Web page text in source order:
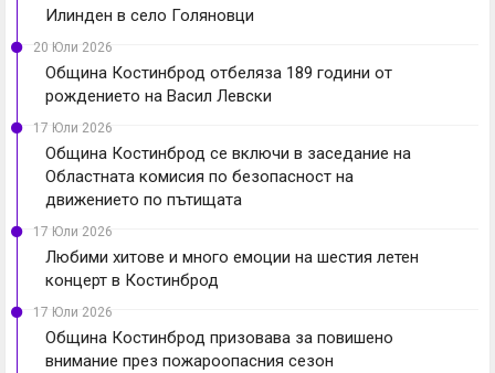
Илинден в село Голяновци
20 Юли 2026
Община Костинброд отбеляза 189 години от
рождението на Васил Левски
17 Юли 2026
Община Костинброд се включи в заседание на
Областната комисия по безопасност на
движението по пътищата
17 Юли 2026
Любими хитове и много емоции на шестия летен
концерт в Костинброд
17 Юли 2026
Община Костинброд призовава за повишено
внимание през пожароопасния сезон